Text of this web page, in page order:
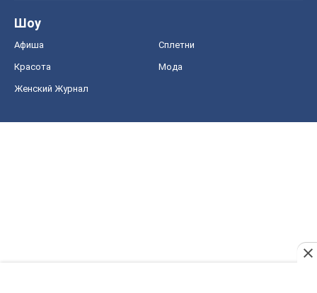
Шоу
Афиша Сплетни
Красота Мода
Женский Журнал